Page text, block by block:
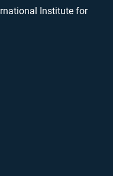
Institute for